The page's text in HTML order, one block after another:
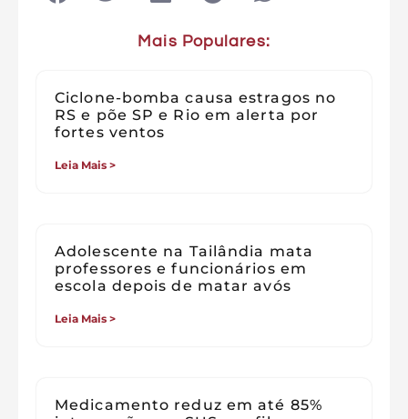
Mais Populares:
Ciclone-bomba causa estragos no
RS e põe SP e Rio em alerta por
fortes ventos
Leia Mais >
Adolescente na Tailândia mata
professores e funcionários em
escola depois de matar avós
Leia Mais >
Medicamento reduz em até 85%